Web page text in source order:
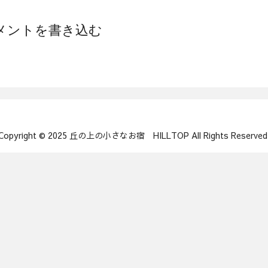
ントを書き込む
© 2025 丘の上の小さなお宿 HILLTOP All Rights